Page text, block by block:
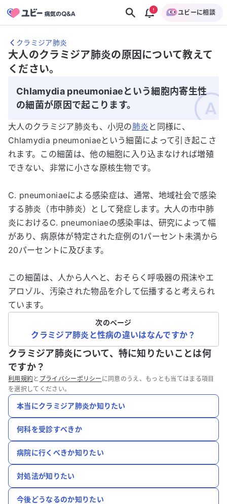
ユビーに相談
クラミジア肺炎
大人のクラミジア肺炎の原因について教えて
ください。
Chlamydia pneumoniaeという細胞内寄生性
の細菌が原因で起こります。
大人のクラミジア肺炎も、小児の肺炎 と同様に、
Chlamydia pneumoniaeという細菌によって引き起こさ
れます。この細菌は、他の細胞に入り込まなければ増殖
できない、非常に小さな原核生物です。
C. pneumoniaeによる感染症は、通常、地域社会で感染
する肺炎（市中肺炎）として発症します。大人の市中肺
炎におけるC. pneumoniaeの感染率は、研究によって幅
があり、病原体が特定された症例の1パーセント未満から
20パーセントに及びます。
この細菌は、人から人へと、おそらく呼吸器の飛沫やエ
アロゾル、汚染された物品を介して伝播すると考えられ
ています。
次のページ
クラミジア肺炎と性病の違いはなんですか？
クラミジア肺炎について、特に知りたいことは何
ですか？
利用規約と プライバシーポリシー に同意のうえ、もっとも当てはまる項目
を選択してください。
本当にクラミジア肺炎か知りたい
何科を受診すべきか
病院に行くべきか知りたい
対処法が知りたい
今後どうなるのか知りたい